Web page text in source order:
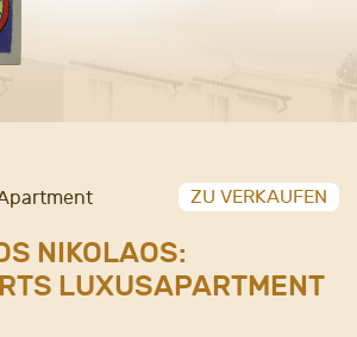
ZU VERKAUFEN
NIKOLAOS:
LUXUSAPARTMENT